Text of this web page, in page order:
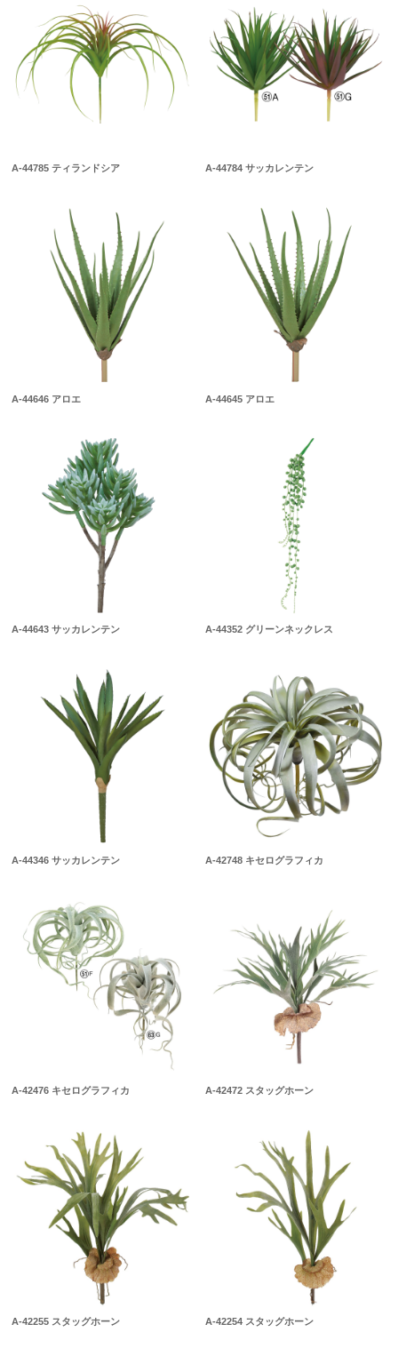
A-44785 ティランドシア A-44784 サッカレンテン
A-44646 アロエ A-44645 アロエ
A-44643 サッカレンテン A-44352 グリーンネックレス
A-44346 サッカレンテン A-42748 キセログラフィカ
A-42476 キセログラフィカ A-42472 スタッグホーン
A-42255 スタッグホーン A-42254 スタッグホーン